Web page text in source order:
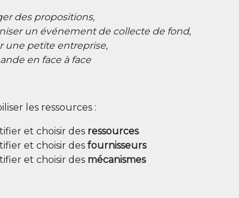
des propositions,
un évé­ne­ment de col­lecte de fond,
une petite entreprise,
en face à face
les ressources :
et choi­sir des res­sources
et choi­sir des four­nis­seurs
et choi­sir des méca­nismes